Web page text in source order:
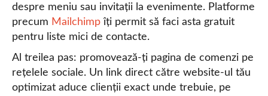
despre meniu sau invitații la evenimente. Platforme
precum Mailchimp îți permit să faci asta gratuit
pentru liste mici de contacte.
Al treilea pas: promovează-ți pagina de comenzi pe
rețelele sociale. Un link direct către website-ul tău
optimizat aduce clienții exact unde trebuie, pe